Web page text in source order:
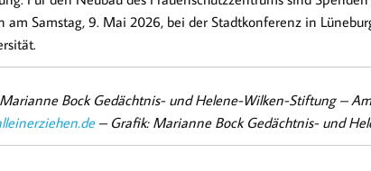
am Samstag, 9. Mai 2026, bei der Stadtkonferenz in
Bock Gedächtnis- und Helene-Wilken-Stiftung –
– Grafik: Marianne Bock Gedächtnis- und